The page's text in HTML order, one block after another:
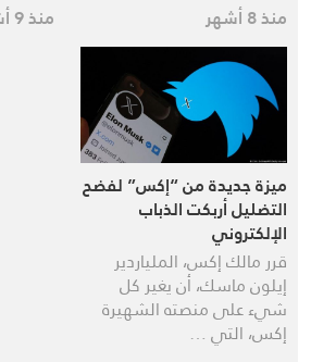
منذ 8 أشهر
منذ 9 أشهر
ميزة جديدة من “إكس” لفضح
التضليل أربكت الذباب
الإلكتروني
قرر مالك إكس، الملياردير
إيلون ماسك، أن يغير كل
شيء على منصته الشهيرة
إكس، التي …